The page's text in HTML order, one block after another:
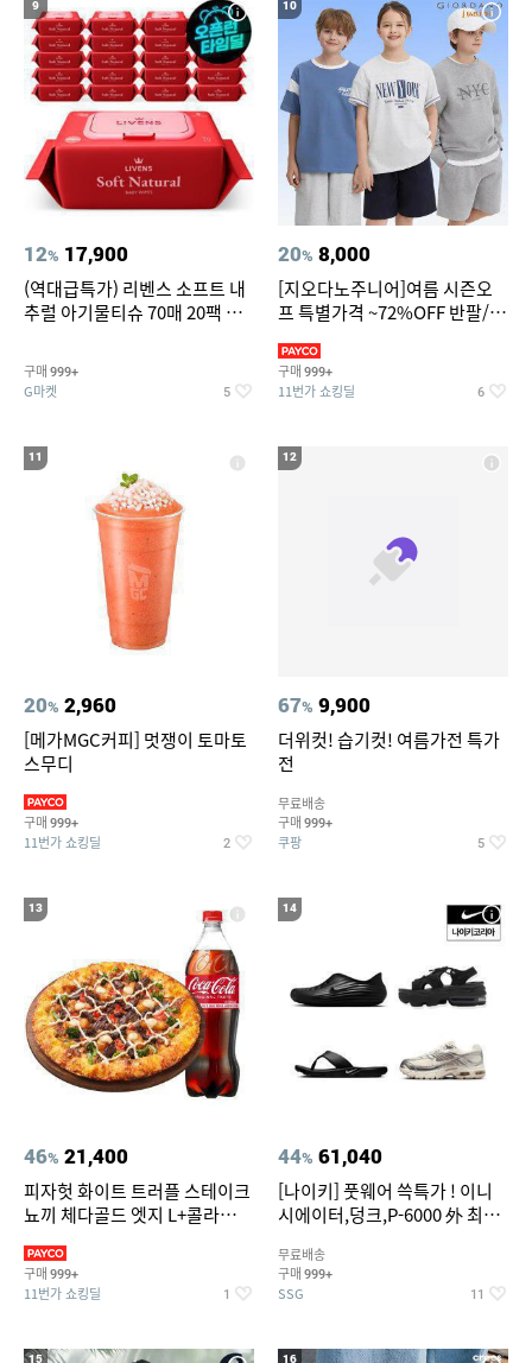
9
12% 17,900
(역대급특가) 리벤스 소프트 내
추럴 아기물티슈 70매 20팩 캡
구매 999+
G마켓 5
10
20% 8,000
[지오다노주니어]여름 시즌오
프 특별가격 ~72%OFF 반팔/반
구매 999+
11번가 쇼킹딜 6
11
20% 2,960
[메가MGC커피] 멋쟁이 토마토
스무디
구매 999+
11번가 쇼킹딜 2
12
67% 9,900
더위컷! 습기컷! 여름가전 특가
전
무료배송
구매 999+
쿠팡 5
13
46% 21,400
피자헛 화이트 트러플 스테이크
뇨끼 체다골드 엣지 L+콜라
구매 999+
11번가 쇼킹딜 1
14
44% 61,040
[나이키] 풋웨어 쓱특가 ! 이니
시에이터,덩크,P-6000 外 최대
무료배송
구매 999+
SSG 11
15 16